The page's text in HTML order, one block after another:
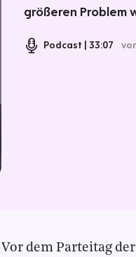
größeren Problem
Podcast 33:07
Vor dem Parteitag